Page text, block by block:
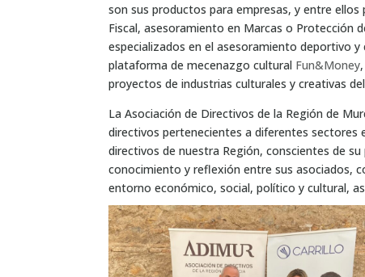
son sus productos para empresas, y entre
Fiscal, asesoramiento en Marcas o Protección
especializados en el asesoramiento deportivo
plataforma de mecenazgo cultural Fun&Money
proyectos de industrias culturales y creativas
La Asociación de Directivos de la Región de
directivos pertenecientes a diferentes sectores
directivos de nuestra Región, conscientes de
conocimiento y reflexión entre sus asociados,
entorno económico, social, político y cultural,